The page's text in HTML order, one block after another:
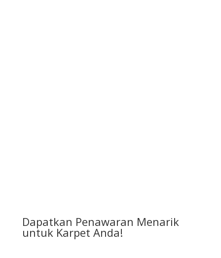
Dapatkan Penawaran Menarik
untuk Karpet Anda!